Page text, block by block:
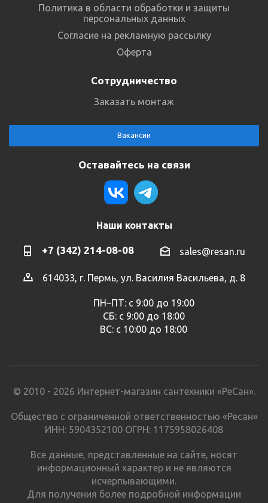
Политика в области обработки и защиты
персональных данных
Согласие на рекламную рассылку
Оферта
Сотрудничество
Заказать монтаж
Вакансии
Оставайтесь на связи
Наши контакты
+7 (342) 214-08-08 sales@resan.ru
614033, г. Пермь, ул. Василия Васильева, д. 8
ПН–ПТ: с 9:00 до 19:00
СБ: с 9:00 до 18:00
ВС: с 10:00 до 18:00
© 2010 - 2026 Интернет-магазин сантехники «РеСан».
Общество с ограниченной ответственностью «Ресан»
ИНН: 5904352100 ОГРН: 1175958026408
Все данные, представленные на сайте, носят
информационный характер и не являются
исчерпывающими.
Для получения более подробной информации